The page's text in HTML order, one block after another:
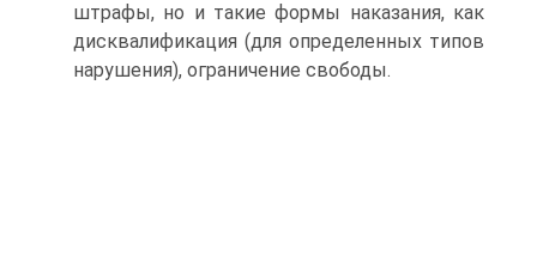
штрафы, но и такие формы наказания, как
дисквалификация (для определенных типов
нарушения), ограничение свободы.